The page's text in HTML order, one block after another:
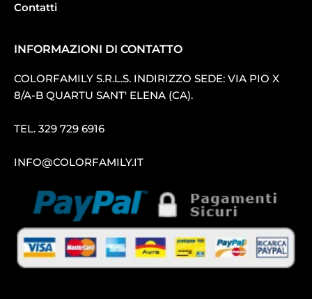
Contatti
INFORMAZIONI DI CONTATTO
COLORFAMILY S.R.L.S. INDIRIZZO SEDE: VIA PIO X
8/A-B QUARTU SANT′ ELENA (CA).
TEL. 329 729 6916
INFO@COLORFAMILY.IT